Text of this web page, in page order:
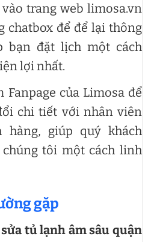
trang web limosa.vn
chatbox để để lại thông
bạn đặt lịch một cách
lợi nhất.
Fanpage của Limosa để
chi tiết với nhân viên
hàng, giúp quý khách
tôi một cách linh
gặp
tủ lạnh âm sâu quận